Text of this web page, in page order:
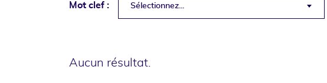
Mot clef : Sélectionnez...
Aucun résultat.